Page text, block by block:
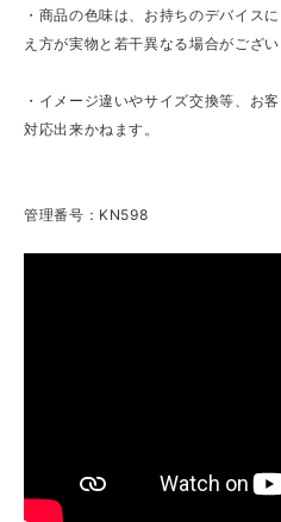
・商品の色味は、お持ちのデバイス
え方が実物と若干異なる場合がござい
・イメージ違いやサイズ交換等、お
対応出来かねます。
管理番号：KN598